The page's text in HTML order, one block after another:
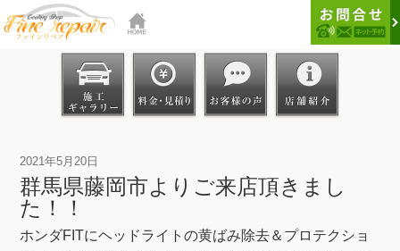
2021年5月20日
群馬県藤岡市よりご来店頂きまし
た！！
ホンダFITにヘッドライトの黄ばみ除去＆プロテクショ